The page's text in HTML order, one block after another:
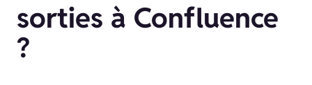
sorties à Confluence
?